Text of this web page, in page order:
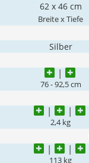
62 x 46 cm
Breite x Tiefe
Silber
76 - 92,5 cm
2,4 kg
113 kg